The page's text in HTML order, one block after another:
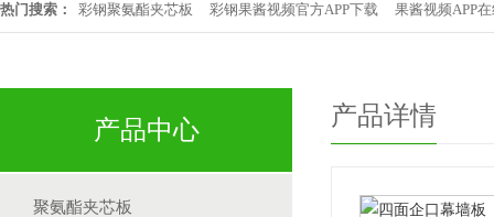
热门搜索： 彩钢聚氨酯夹芯板 彩钢果酱视频官方APP下载 果酱视频APP
产品中心
聚氨酯夹芯板
产品详情